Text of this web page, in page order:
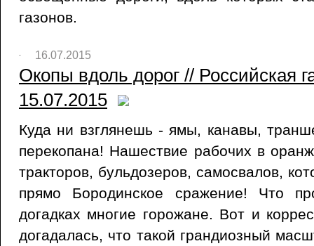
газонов.
16.07.2015
Окопы вдоль дорог // Российская
15.07.2015
Куда ни взглянешь - ямы, канавы,
перекопана! Нашествие рабочих в
тракторов, бульдозеров, самосвалов,
прямо Бородинское сражение! Что
догадках многие горожане. Вот и
догадалась, что такой грандиозный